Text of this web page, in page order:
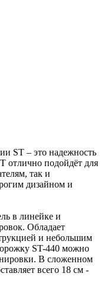
ST – это надежность
отлично подойдёт для
так и
дизайном и
в линейке и
Обладает
и небольшим
ST-440 можно
В сложенном
всего 18 см -